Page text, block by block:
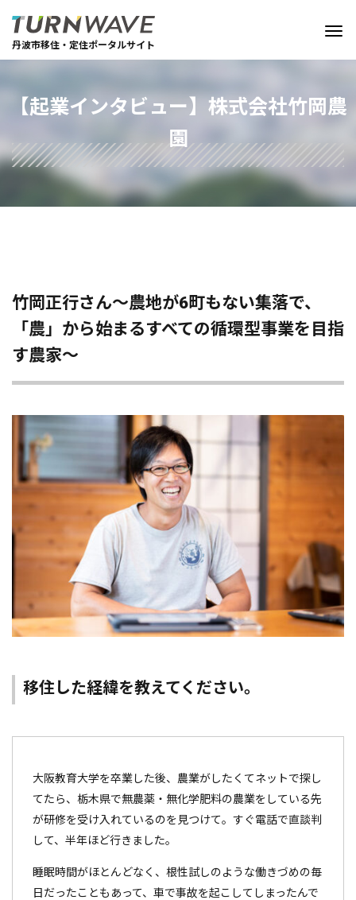
丹波市移住・定住ポータルサイト
【起業インタビュー】株式会社竹岡農
園
竹岡正行さん～農地が6町もない集落で、
「農」から始まるすべての循環型事業を目指
す農家～
移住した経緯を教えてください。
大阪教育大学を卒業した後、農業がしたくてネットで探し
てたら、栃木県で無農薬・無化学肥料の農業をしている先
が研修を受け入れているのを見つけて。すぐ電話で直談判
して、半年ほど行きました。
睡眠時間がほとんどなく、根性試しのような働きづめの毎
日だったこともあって、車で事故を起こしてしまったんで